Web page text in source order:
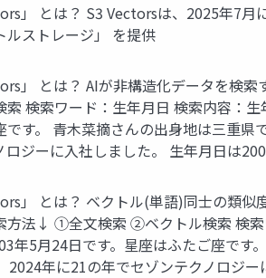
」 とは？ S3 Vectorsは、2025年7
ルストレージ」 を提供
」 とは？ AIが非構造化データを検
索 検索ワード：生年月日 検索内容：
です。 青木菜摘さんの出身地は三重
ロジーに入社しました。 生年月日は
」 とは？ ベクトル(単語)同士の類
方法↓ ①全文検索 ②ベクトル検索 検索
年5月24日です。星座はふたご座です
2024年に21の年でセゾンテクノロジ